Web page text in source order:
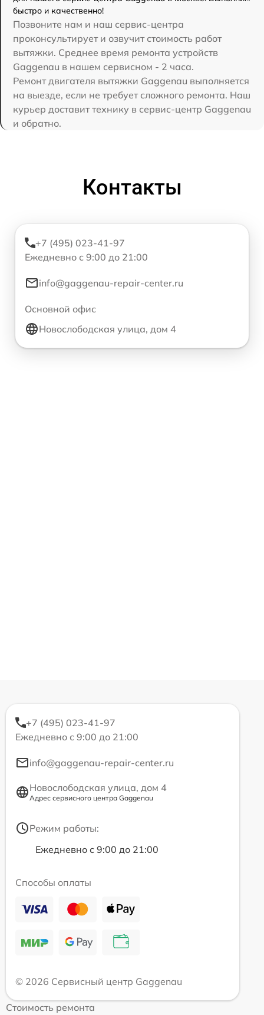
быстро и качественно!
Позвоните нам и наш сервис-центра
проконсультирует и озвучит стоимость работ
вытяжки. Среднее время ремонта устройств
Gaggenau в нашем сервисном - 2 часа.
Ремонт двигателя вытяжки Gaggenau выполняется
на выезде, если не требует сложного ремонта. Наш
курьер доставит технику в сервис-центр Gaggenau
и обратно.
Контакты
+7 (495) 023-41-97
Ежедневно с 9:00 до 21:00
info@gaggenau-repair-center.ru
Основной офис
Новослободская улица, дом 4
+7 (495) 023-41-97
Ежедневно с 9:00 до 21:00
info@gaggenau-repair-center.ru
Новослободская улица, дом 4
Адрес сервисного центра Gaggenau
Режим работы:
Ежедневно с 9:00 до 21:00
Способы оплаты
© 2026 Сервисный центр Gaggenau
Стоимость ремонта